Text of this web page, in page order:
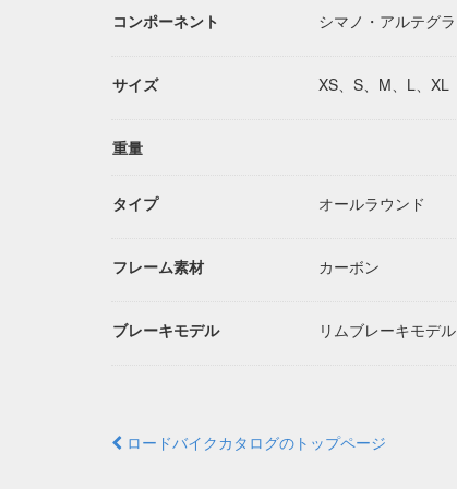
コンポーネント シマノ・アルテグラ
サイズ XS、S、M、L、XL
重量
タイプ オールラウンド
フレーム素材 カーボン
ブレーキモデル リムブレーキモデル
ロードバイクカタログのトップページ